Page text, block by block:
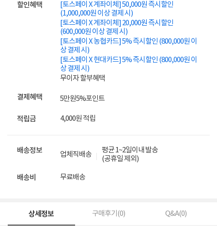
할인혜택
[토스페이 X 계좌이체] 50,000원 즉시할인
(1,000,000원 이상 결제 시)
[토스페이 X 계좌이체] 20,000원 즉시할인
(600,000원 이상 결제 시)
[토스페이 X 농협카드] 5% 즉시할인 (800,000원 이
상 결제 시)
[토스페이 X 현대카드] 5% 즉시할인 (800,000원 이
상 결제 시)
무이자 할부혜택
결제혜택 5만원5%포인트
적립금 4,000원 적립
배송정보 업체직배송
평균 1~2일이내 발송
(공휴일 제외)
배송비 무료배송
상세정보 구매후기(0) Q&A(0)